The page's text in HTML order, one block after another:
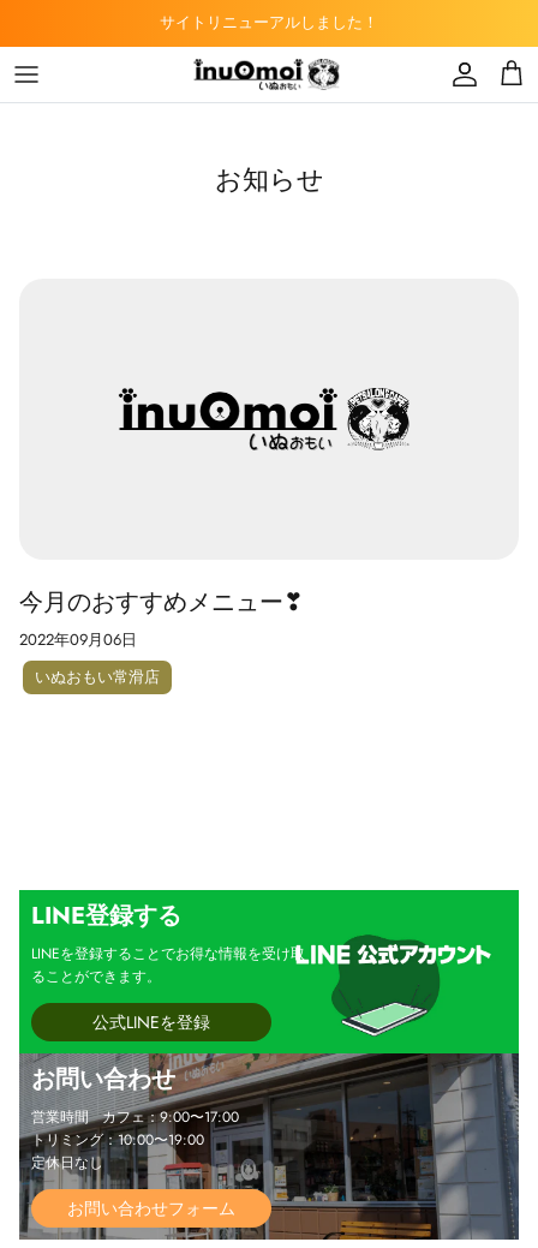
to
content
サイトリニューアルしました！
トリミングサロン
ドッグフード
子猫
お知らせ
今月のおすすめメニュー❣
2022年09月06日
いぬおもい常滑店
LINE登録する
LINEを登録することでお得な情報を受け取
ることができます。
公式LINEを登録
お問い合わせ
営業時間 カフェ：9:00〜17:00
トリミング：10:00〜19:00
定休日なし
お問い合わせフォーム